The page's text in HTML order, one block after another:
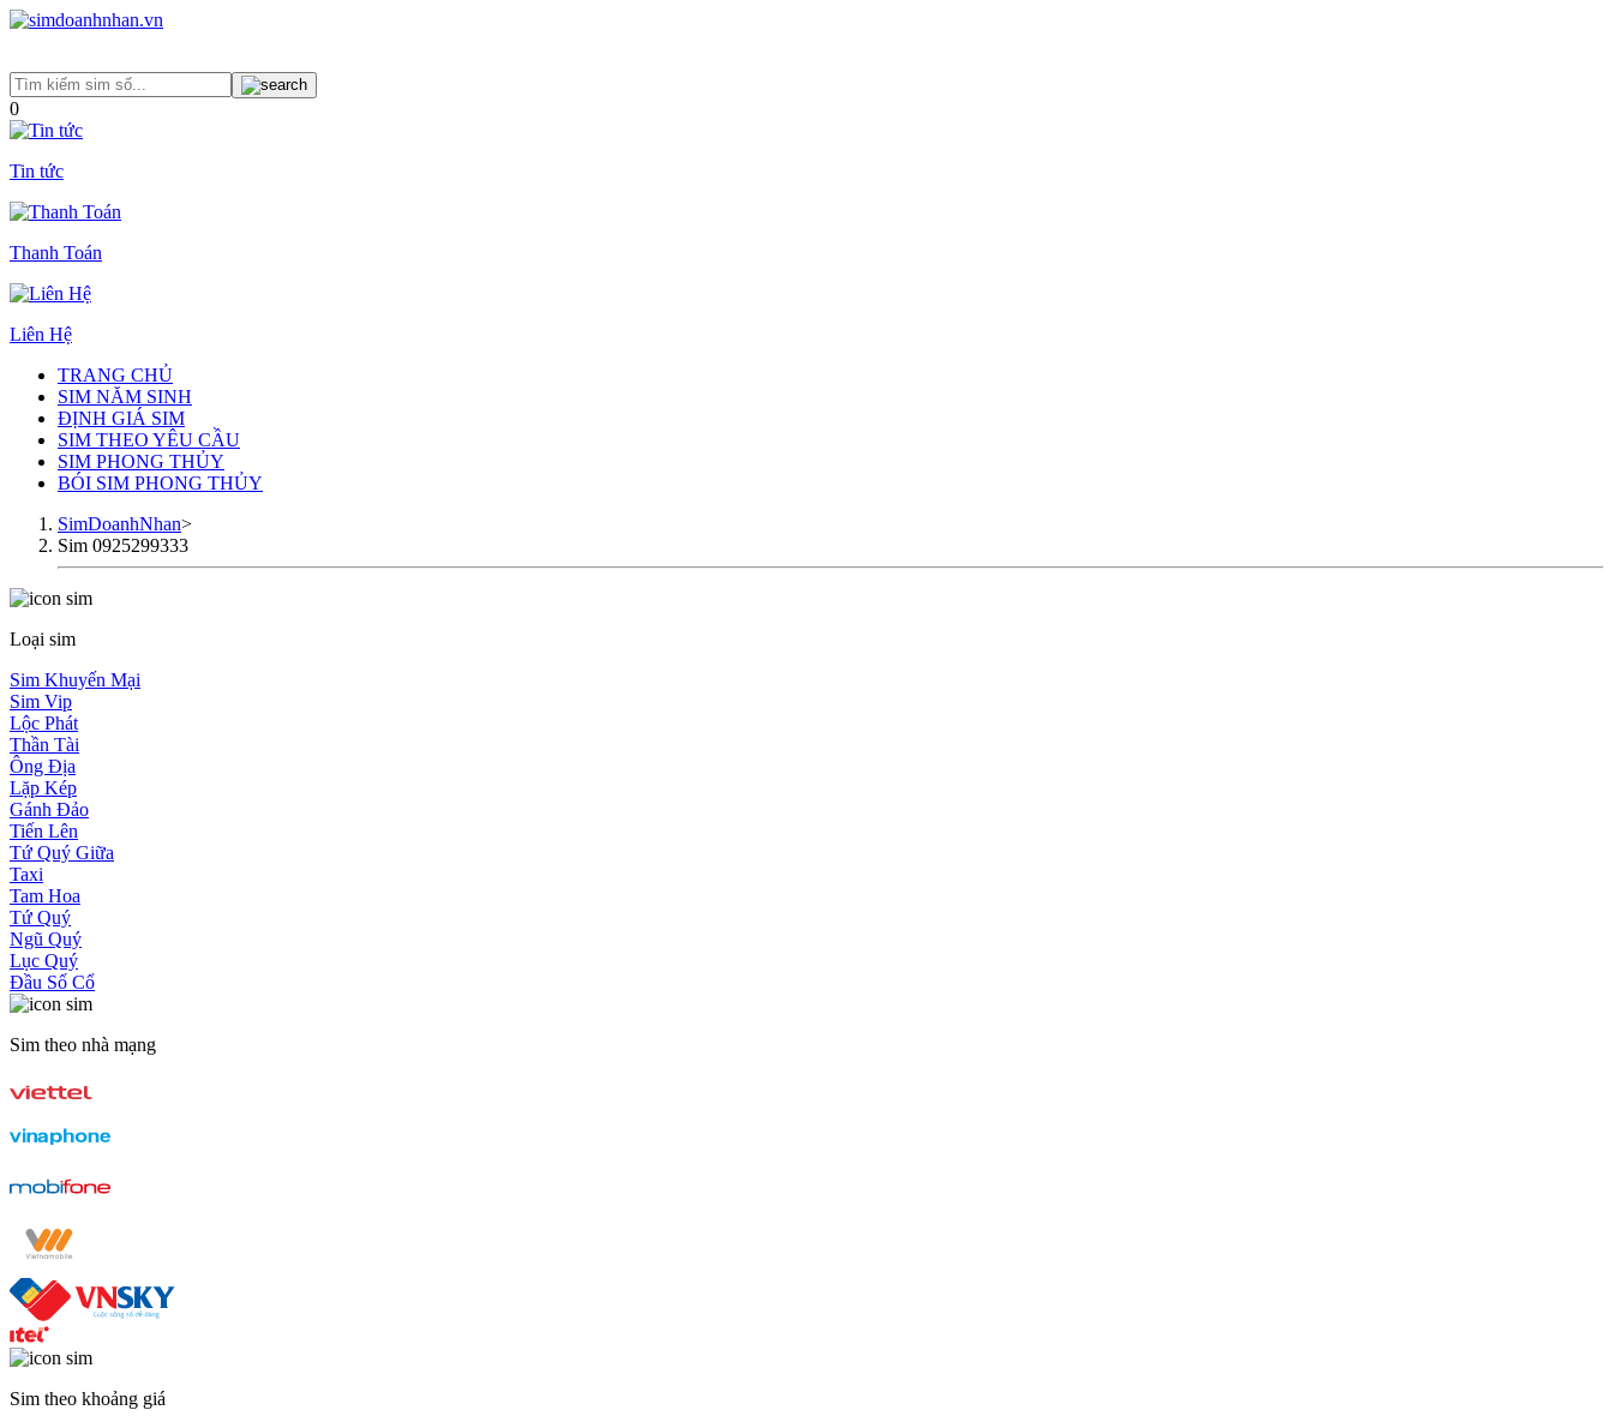
0
Tin tức
Thanh Toán
Liên Hệ
TRANG CHỦ
SIM NĂM SINH
ĐỊNH GIÁ SIM
SIM THEO YÊU CẦU
SIM PHONG THỦY
BÓI SIM PHONG THỦY
SimDoanhNhan>
Sim 0925299333
Loại sim
Sim Khuyến Mại
Sim Vip
Lộc Phát
Thần Tài
Ông Địa
Lặp Kép
Gánh Đảo
Tiến Lên
Tứ Quý Giữa
Taxi
Tam Hoa
Tứ Quý
Ngũ Quý
Lục Quý
Đầu Số Cổ
Sim theo nhà mạng
Sim theo khoảng giá